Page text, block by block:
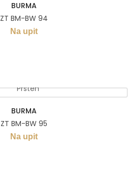
BURMA
ZT BM-BW 94
Na upit
BURMA
ZT BM-BW 95
Na upit